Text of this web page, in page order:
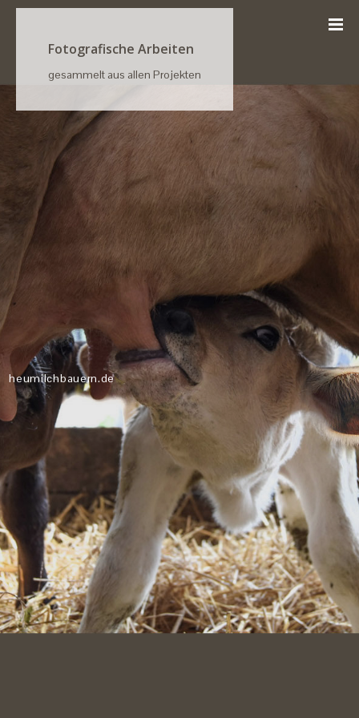
heumilchbauern.de
Fotografische Arbeiten
gesammelt aus allen Projekten